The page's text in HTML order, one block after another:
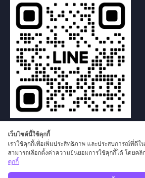
เว็บไซต์นี้ใช้คุกกี้
เราใช้คุกกี้เพื่อเพิ่มประสิทธิภาพ และประสบการณ์ที่ดีใ
สามารถเลือกตั้งค่าความยินยอมการใช้คุกกี้ได้ โดยคลิ
คุกกี้